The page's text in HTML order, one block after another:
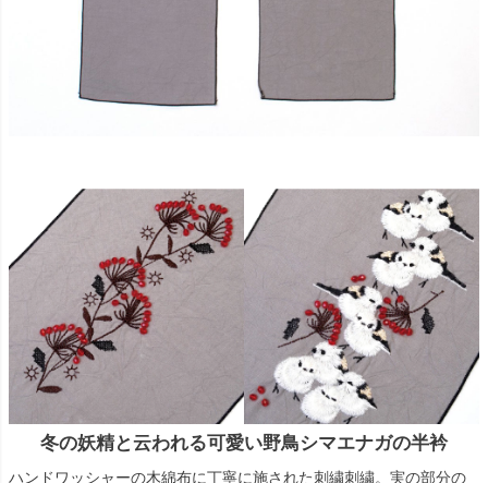
冬の妖精と云われる可愛い野鳥シマエナガの半衿
ハンドワッシャーの木綿布に丁寧に施された刺繍刺繍。実の部分の